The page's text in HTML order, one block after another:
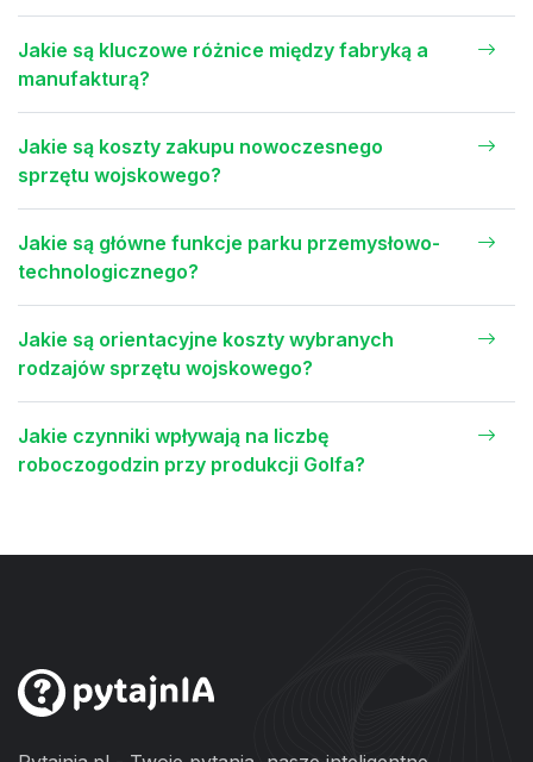
Jakie są kluczowe różnice między fabryką a
manufakturą?
Jakie są koszty zakupu nowoczesnego
sprzętu wojskowego?
Jakie są główne funkcje parku przemysłowo-
technologicznego?
Jakie są orientacyjne koszty wybranych
rodzajów sprzętu wojskowego?
Jakie czynniki wpływają na liczbę
roboczogodzin przy produkcji Golfa?